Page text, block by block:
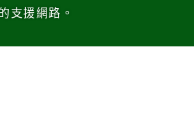
支援網路。